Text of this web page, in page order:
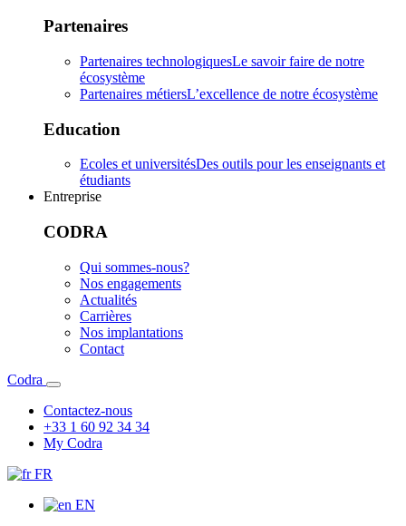
Partenaires
Partenaires technologiquesLe savoir faire de notre
écosystème
Partenaires métiersL’excellence de notre écosystème
Education
Ecoles et universitésDes outils pour les enseignants et
étudiants
Entreprise
CODRA
Qui sommes-nous?
Nos engagements
Actualités
Carrières
Nos implantations
Contact
Codra
Contactez-nous
+33 1 60 92 34 34
My Codra
FR
EN